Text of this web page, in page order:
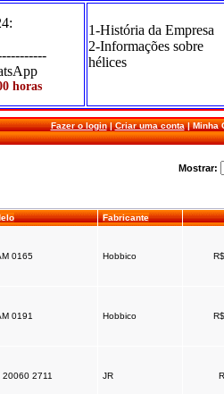
:
horas
1-História da Empresa
2-Informações sobre
hélices
Fazer o login|Criar uma conta|Minha
Mostrar:
Fabricante
0165 Hobbico
0191 Hobbico
20060 2711 JR